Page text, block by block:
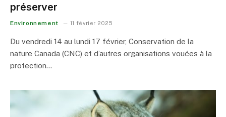
préserver
Environnement 11 février 2025
Du vendredi 14 au lundi 17 février, Conservation de la
nature Canada (CNC) et d’autres organisations vouées à la
protection…